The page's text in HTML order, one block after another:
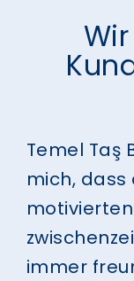
Temel Taş
mich,
immer